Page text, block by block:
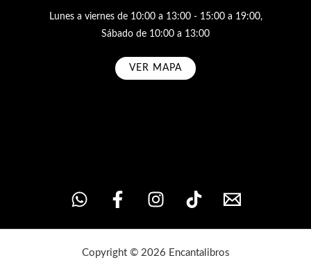
Lunes a viernes de 10:00 a 13:00 - 15:00 a 19:00,
Sábado de 10:00 a 13:00
VER MAPA
Copyright © 2026 Encantalibros